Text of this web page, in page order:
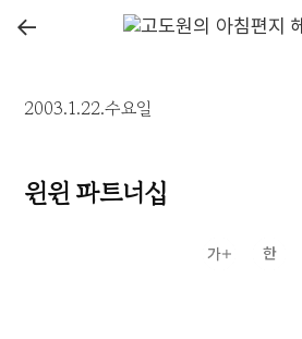
←
2003.1.22.수요일
윈윈 파트너십